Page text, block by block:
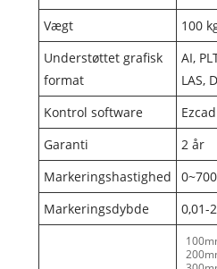
Vægt
100
Understøttet grafisk
format
AI,
LAS,
Kontrol software
Garanti
2 år
Markeringshastighed
Markeringsdybde
0,01-